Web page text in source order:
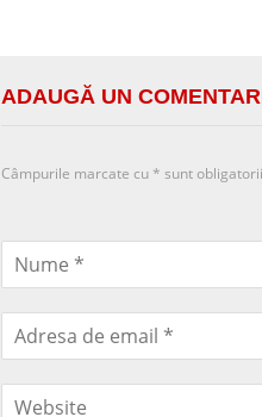
ADAUGĂ UN
Câmpurile marcate cu * sunt